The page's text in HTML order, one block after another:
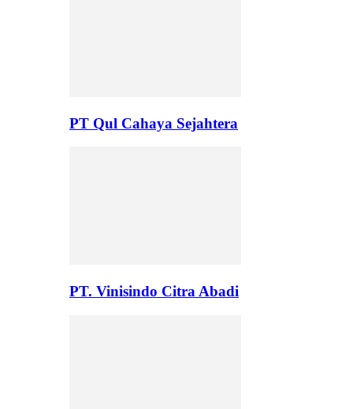
PT Qul Cahaya Sejahtera
PT. Vinisindo Citra Abadi